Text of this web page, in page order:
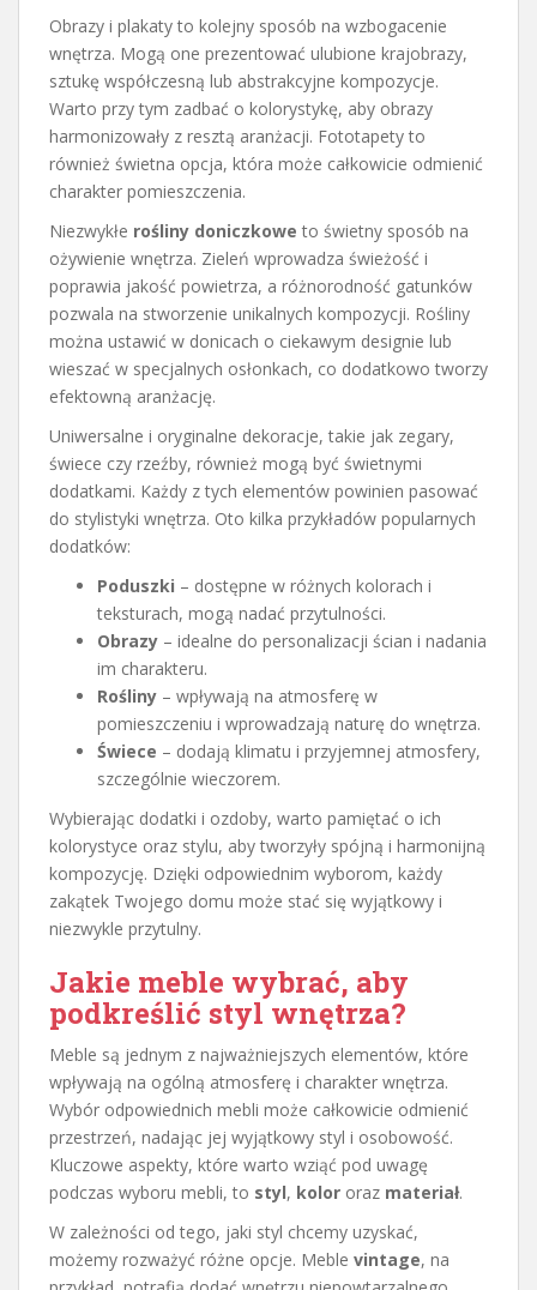
Obrazy i plakaty to kolejny sposób na wzbogacenie
wnętrza. Mogą one prezentować ulubione krajobrazy,
sztukę współczesną lub abstrakcyjne kompozycje.
Warto przy tym zadbać o kolorystykę, aby obrazy
harmonizowały z resztą aranżacji. Fototapety to
również świetna opcja, która może całkowicie odmienić
charakter pomieszczenia.
Niezwykłe rośliny doniczkowe to świetny sposób na
ożywienie wnętrza. Zieleń wprowadza świeżość i
poprawia jakość powietrza, a różnorodność gatunków
pozwala na stworzenie unikalnych kompozycji. Rośliny
można ustawić w donicach o ciekawym designie lub
wieszać w specjalnych osłonkach, co dodatkowo tworzy
efektowną aranżację.
Uniwersalne i oryginalne dekoracje, takie jak zegary,
świece czy rzeźby, również mogą być świetnymi
dodatkami. Każdy z tych elementów powinien pasować
do stylistyki wnętrza. Oto kilka przykładów popularnych
dodatków:
Poduszki – dostępne w różnych kolorach i
teksturach, mogą nadać przytulności.
Obrazy – idealne do personalizacji ścian i nadania
im charakteru.
Rośliny – wpływają na atmosferę w
pomieszczeniu i wprowadzają naturę do wnętrza.
Świece – dodają klimatu i przyjemnej atmosfery,
szczególnie wieczorem.
Wybierając dodatki i ozdoby, warto pamiętać o ich
kolorystyce oraz stylu, aby tworzyły spójną i harmonijną
kompozycję. Dzięki odpowiednim wyborom, każdy
zakątek Twojego domu może stać się wyjątkowy i
niezwykle przytulny.
Jakie meble wybrać, aby
podkreślić styl wnętrza?
Meble są jednym z najważniejszych elementów, które
wpływają na ogólną atmosferę i charakter wnętrza.
Wybór odpowiednich mebli może całkowicie odmienić
przestrzeń, nadając jej wyjątkowy styl i osobowość.
Kluczowe aspekty, które warto wziąć pod uwagę
podczas wyboru mebli, to styl, kolor oraz materiał.
W zależności od tego, jaki styl chcemy uzyskać,
możemy rozważyć różne opcje. Meble vintage, na